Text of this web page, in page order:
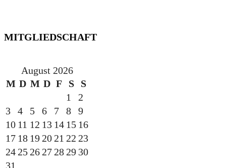
MITGLIEDSCHAFT
August 2026
M D M D F S
S
1
2
3
4 5 6 7 8
9
10 11 12 13 14 15 16
17 18 192021 22 23
242526272829 30
31